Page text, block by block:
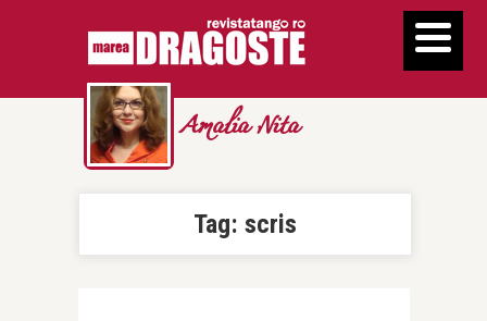
Amalia Nita
Tag: scris